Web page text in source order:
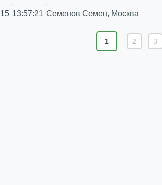
13:57:21 Семенов Семен, Москва
1 2 3